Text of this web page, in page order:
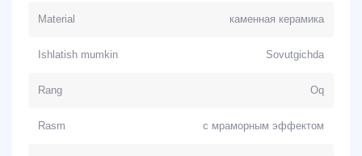
Material каменная керамика
Ishlatish mumkin Sovutgichda
Rang Oq
Rasm с мраморным эффектом